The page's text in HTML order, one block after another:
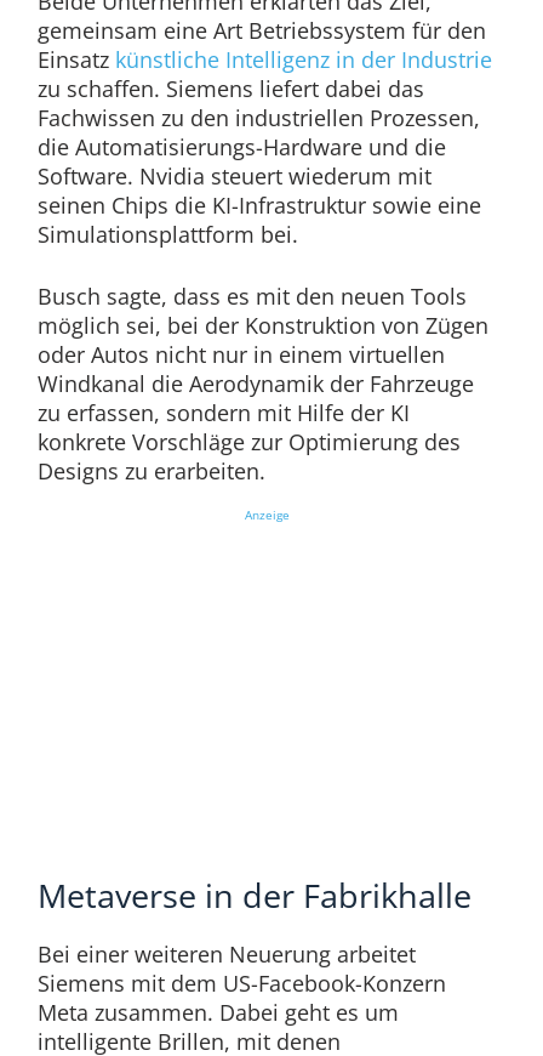
gemeinsam eine Art Betriebssystem für den
Einsatz künstliche Intelligenz in der Industrie
zu schaffen. Siemens liefert dabei das
Fachwissen zu den industriellen Prozessen,
die Automatisierungs-Hardware und die
Software. Nvidia steuert wiederum mit
seinen Chips die KI-Infrastruktur sowie eine
Simulationsplattform bei.
Busch sagte, dass es mit den neuen Tools
möglich sei, bei der Konstruktion von Zügen
oder Autos nicht nur in einem virtuellen
Windkanal die Aerodynamik der Fahrzeuge
zu erfassen, sondern mit Hilfe der KI
konkrete Vorschläge zur Optimierung des
Designs zu erarbeiten.
Anzeige
Metaverse in der Fabrikhalle
Bei einer weiteren Neuerung arbeitet
Siemens mit dem US-Facebook-Konzern
Meta zusammen. Dabei geht es um
intelligente Brillen, mit denen